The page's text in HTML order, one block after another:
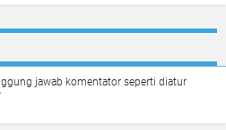
jawab komentator seperti diatur